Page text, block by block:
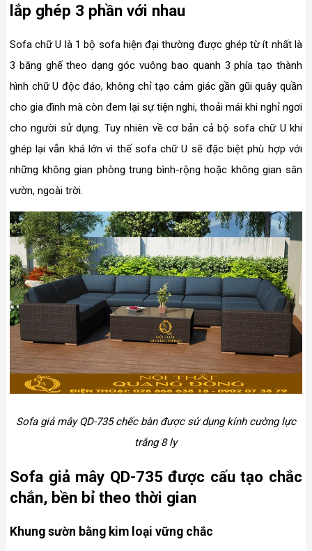
lắp ghép 3 phần với nhau
Sofa chữ U là 1 bộ sofa hiện đại thường được ghép từ ít nhất là
3 băng ghế theo dạng góc vuông bao quanh 3 phía tạo thành
hình chữ U độc đáo, không chỉ tạo cảm giác gần gũi quây quần
cho gia đình mà còn đem lại sự tiện nghi, thoải mái khi nghỉ ngơi
cho người sử dụng. Tuy nhiên về cơ bản cả bộ sofa chữ U khi
ghép lại vẫn khá lớn vì thế sofa chữ U sẽ đặc biệt phù hợp với
những không gian phòng trung bình-rộng hoặc không gian sân
vườn, ngoài trời.
Sofa giả mây QD-735 chếc bàn được sử dụng kính cường lực
trắng 8 ly
Sofa giả mây QD-735 được cấu tạo chắc
chắn, bền bỉ theo thời gian
Khung sườn bằng kim loại vững chắc